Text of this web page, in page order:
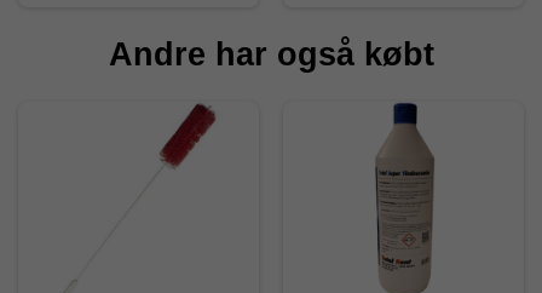
Andre har også købt